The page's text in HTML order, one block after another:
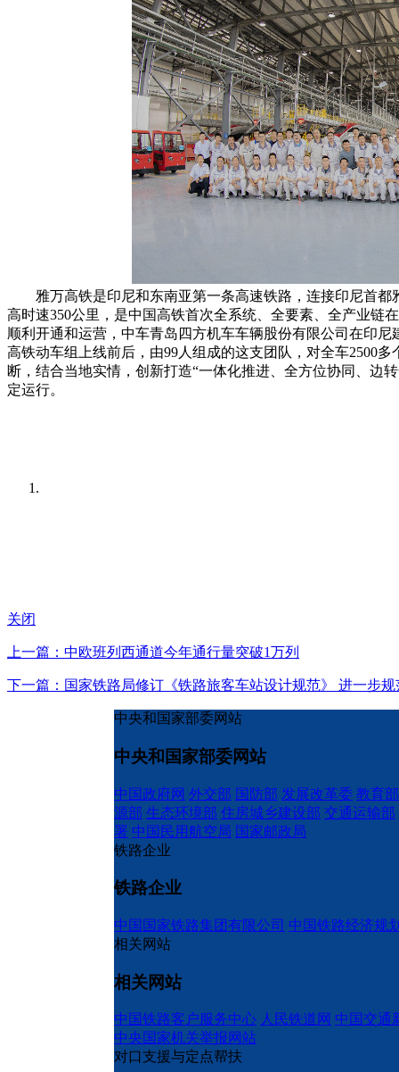
雅万高铁是印尼和东南亚第一条高速铁路，连接印尼首都
高时速350公里，是中国高铁首次全系统、全要素、全产业链
顺利开通和运营，中车青岛四方机车车辆股份有限公司在印
高铁动车组上线前后，由99人组成的这支团队，对全车2500
断，结合当地实情，创新打造“一体化推进、全方位协同、边
定运行。
关闭
上一篇：中欧班列西通道今年通行量突破1万列
下一篇：国家铁路局修订《铁路旅客车站设计规范》 进一步
中央和国家部委网站
中央和国家部委网站
中国政府网 外交部 国防部 发展改革委 教育部
源部 生态环境部 住房城乡建设部 交通运输部
署 中国民用航空局 国家邮政局
铁路企业
铁路企业
中国国家铁路集团有限公司 中国铁路经济规
相关网站
相关网站
中国铁路客户服务中心 人民铁道网 中国交通
中央国家机关举报网站
对口支援与定点帮扶